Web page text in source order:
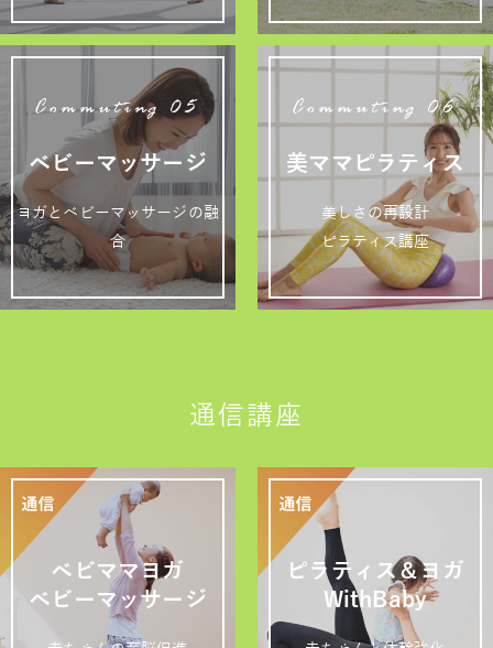
Commuting 05
ベビーマッサージ
ヨガとベビーマッサージの融
合
Commuting 06
美ママピラティス
美しさの再設計
ピラティス講座
通信講座
ベビママヨガ
ベビーマッサージ
ピラティス＆ヨガ
WithBaby